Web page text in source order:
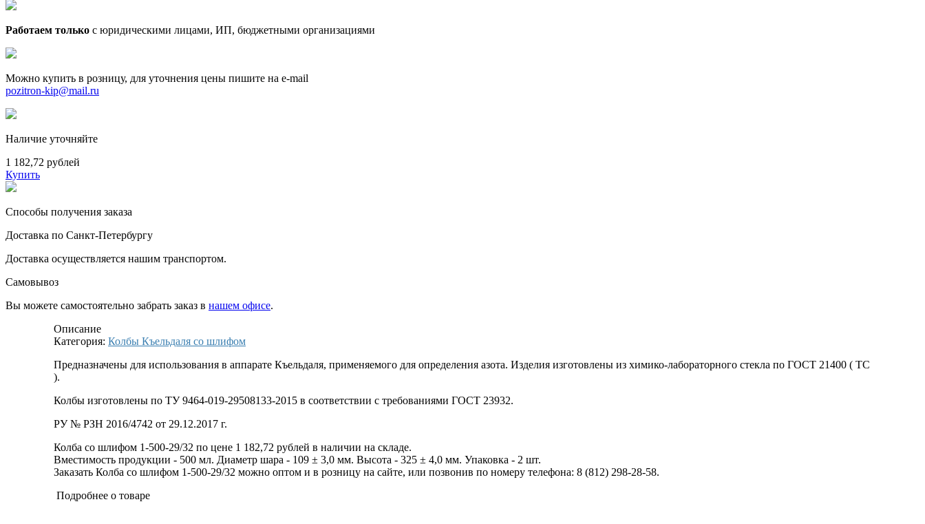
Работаем только с юридическими лицами, ИП, бюджетными организациями
Можно купить в розницу, для уточнения цены пишите на e-mail
pozitron-kip@mail.ru
Наличие уточняйте
1 182,72 рублей
Купить
Способы получения заказа
Доставка по Санкт-Петербургу
Доставка осуществляется нашим транспортом.
Самовывоз
Вы можете самостоятельно забрать заказ в нашем офисе.
Описание
Категория: Колбы Къельдаля со шлифом
Предназначены для использования в аппарате Къельдаля, применяемого для определения азота. Изделия изготовлены из химико-лабораторного стекла по ГОСТ 21400 ( ТС
).
Колбы изготовлены по ТУ 9464-019-29508133-2015 в соответствии с требованиями ГОСТ 23932.
РУ № РЗН 2016/4742 от 29.12.2017 г.
Колба со шлифом 1-500-29/32 по цене 1 182,72 рублей в наличии на складе.
Вместимость продукции - 500 мл. Диаметр шара - 109 ± 3,0 мм. Высота - 325 ± 4,0 мм. Упаковка - 2 шт.
Заказать Колба со шлифом 1-500-29/32 можно оптом и в розницу на сайте, или позвонив по номеру телефона: 8 (812) 298-28-58.
Подробнее о товаре